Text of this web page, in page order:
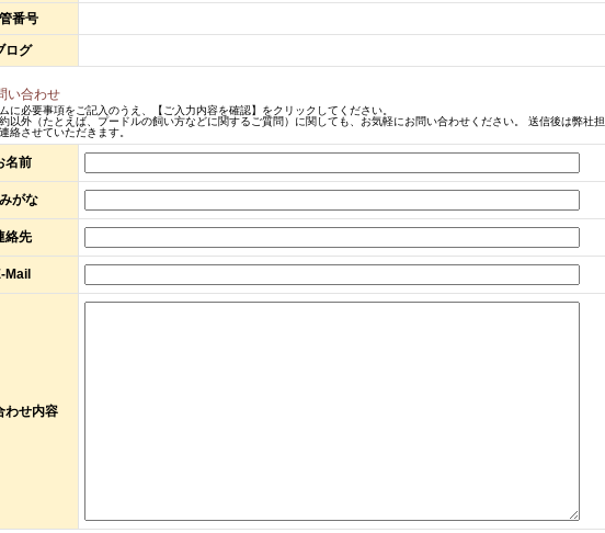
番号
ログ
い合わせ
に必要事項をご記入のうえ、【ご入力内容を確認】をクリックしてください。
以外（たとえば、プードルの飼い方などに関するご質問）に関しても、お気軽にお問い合わせください。 送信後は弊社担
絡させていただきます。
名前
がな
絡先
Mail
わせ内容